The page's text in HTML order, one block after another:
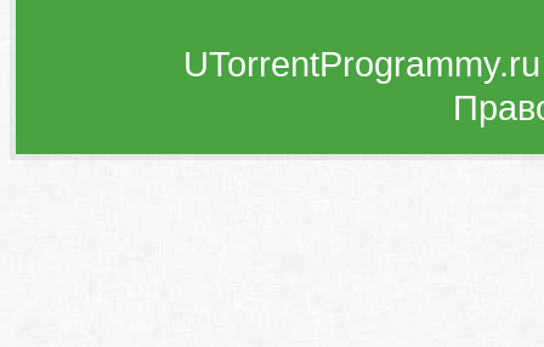
UTorrentProgrammy.ru